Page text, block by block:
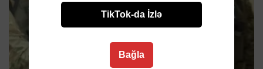
TikTok-da İzlə
Bağla